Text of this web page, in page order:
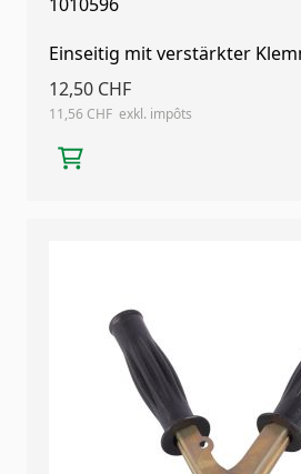
1010596
Einseitig mit verstärkter
12,50 CHF
11,56 CHF